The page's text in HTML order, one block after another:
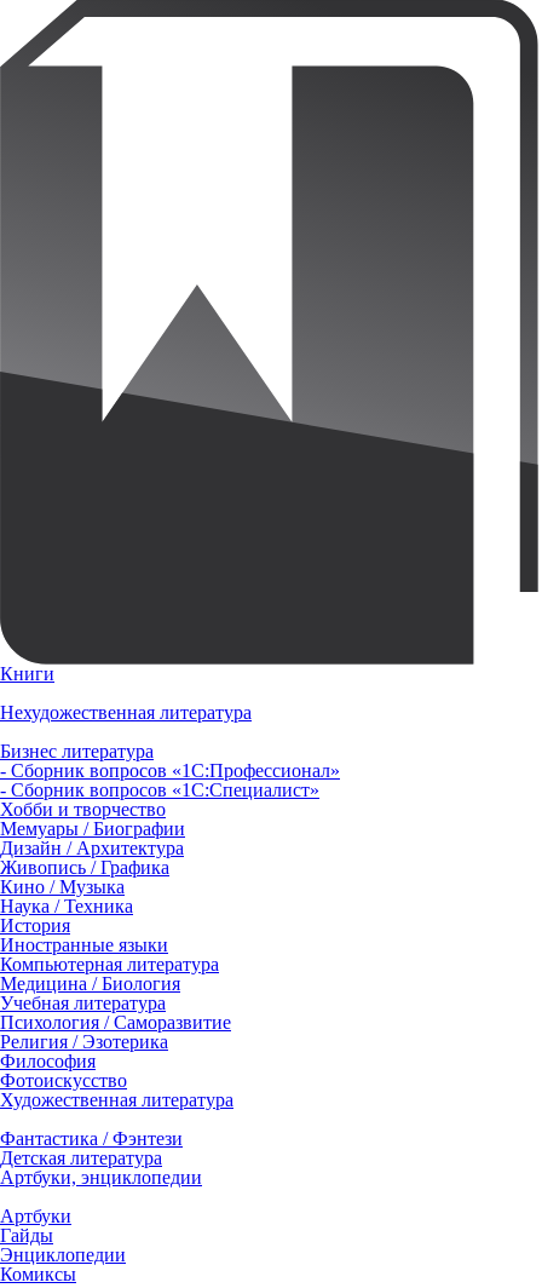
Книги
Нехудожественная литература
Бизнес литература
- Сборник вопросов «1С:Профессионал»
- Сборник вопросов «1С:Специалист»
Хобби и творчество
Мемуары / Биографии
Дизайн / Архитектура
Живопись / Графика
Кино / Музыка
Наука / Техника
История
Иностранные языки
Компьютерная литература
Медицина / Биология
Учебная литература
Психология / Саморазвитие
Религия / Эзотерика
Философия
Фотоискусство
Художественная литература
Фантастика / Фэнтези
Детская литература
Артбуки, энциклопедии
Артбуки
Гайды
Энциклопедии
Комиксы